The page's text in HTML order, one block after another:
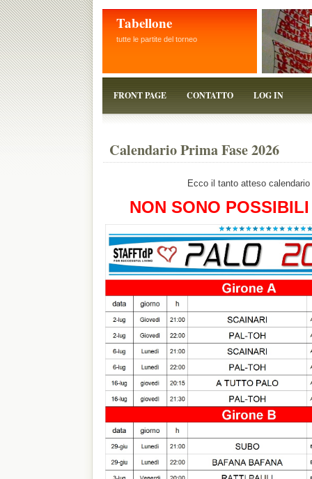
Tabellone
tutte le partite del torneo
FRONT PAGE CONTATTO LOG IN
Calendario Prima Fase 2026
Ecco il tanto atteso
NON SONO